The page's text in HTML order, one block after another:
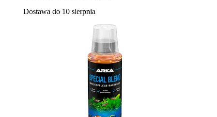
Dostawa do 10 sierpnia